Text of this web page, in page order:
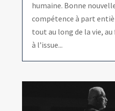
humaine. Bonne
compétence à part
tout au long de la vie,
à l’issue...